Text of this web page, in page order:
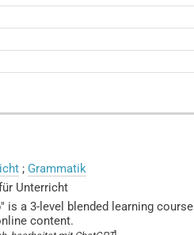
; Grammatik
Unterricht
is a 3-level blended learning
content.